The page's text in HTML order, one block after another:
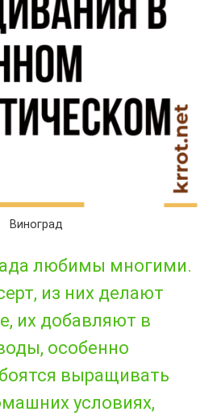
Виноград
любимы многими.
из них делают
их добавляют в
особенно
выращивать
условиях,